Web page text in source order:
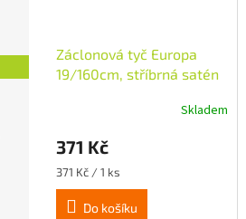
Záclonová tyč Europa
19/160cm, stříbrná satén
Skladem
371 Kč
Měrná
cena:
371 Kč / 1 ks
Do košíku